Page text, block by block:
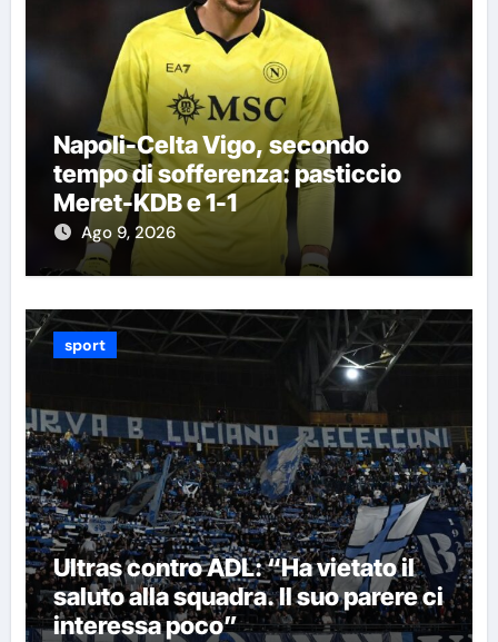
Napoli-Celta Vigo, secondo
tempo di sofferenza: pasticcio
Meret-KDB e 1-1
Ago 9, 2026
sport
Ultras contro ADL: “Ha vietato il
saluto alla squadra. Il suo parere ci
interessa poco”